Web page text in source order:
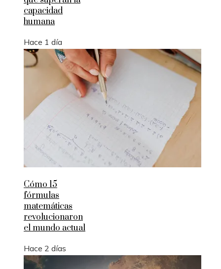
capacidad
humana
Hace 1 día
Cómo 15
fórmulas
matemáticas
revolucionaron
el mundo actual
Hace 2 días